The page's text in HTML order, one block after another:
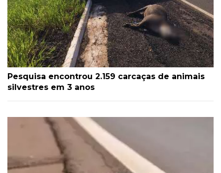
Pesquisa encontrou 2.159 carcaças de animais
silvestres em 3 anos